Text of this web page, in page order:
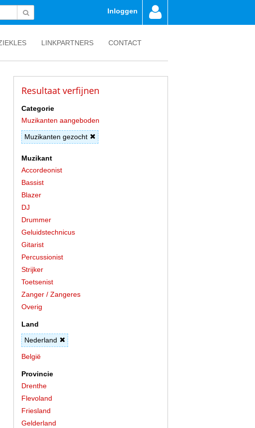
Inloggen
LINKPARTNERS CONTACT
Resultaat verfijnen
Categorie
Muzikanten aangeboden
Muzikanten gezocht
Muzikant
Accordeonist
Bassist
Blazer
DJ
Drummer
Geluidstechnicus
Gitarist
Percussionist
Strijker
Toetsenist
Zanger / Zangeres
Overig
Land
Nederland
België
Provincie
Drenthe
Flevoland
Friesland
Gelderland